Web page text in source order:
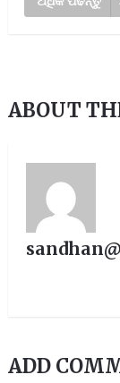
ABOUT
ADD